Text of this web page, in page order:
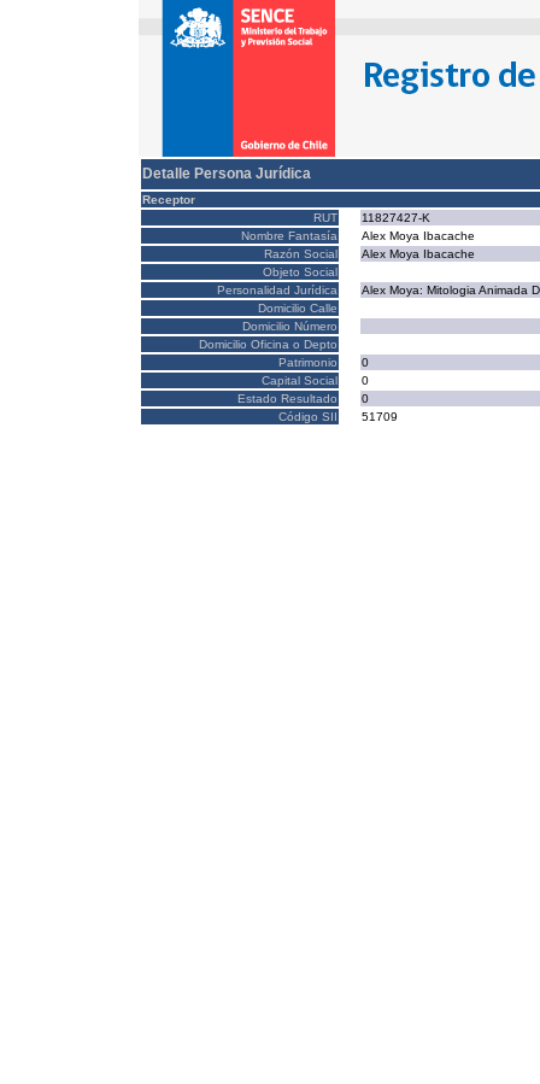
Detalle Persona Jurídica
Receptor
RUT
11827427-K
Nombre Fantasía
Alex Moya Ibacache
Razón Social
Alex Moya Ibacache
Objeto Social
Personalidad Jurídica
Alex Moya: Mitologia Animada
Domicilio Calle
Domicilio Número
Domicilio Oficina o Depto
Patrimonio
0
Capital Social
0
Estado Resultado
0
Código SII
51709